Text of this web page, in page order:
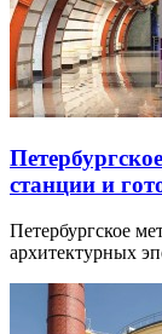
станции и
Петербургское
архитектурных